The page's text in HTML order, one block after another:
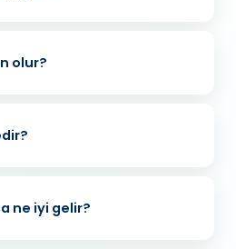
olur?
ne iyi gelir?